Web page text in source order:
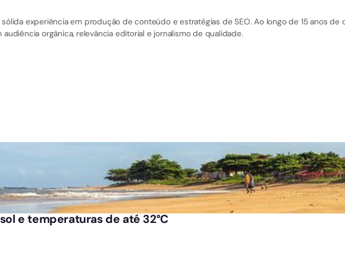
experiência em produção de conteúdo e estratégias de SEO. Ao longo de 15 anos de
orgânica, relevância editorial e jornalismo de qualidade.
e temperaturas de até 32°C